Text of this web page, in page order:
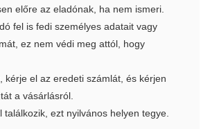
előre az eladónak, ha nem ismeri.
fel is fedi személyes adatait vagy
ez nem védi meg attól, hogy
kérje el az eredeti számlát, és kérjen
a vásárlásról.
találkozik, ezt nyilvános helyen tegye.